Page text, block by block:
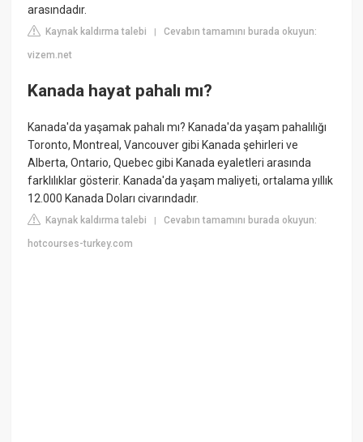
arasındadır.
Kaynak kaldırma talebi |Cevabın tamamını burada okuyun:
vizem.net
Kanada hayat pahalı mı?
Kanada'da yaşamak pahalı mı? Kanada'da yaşam pahalılığı
Toronto, Montreal, Vancouver gibi Kanada şehirleri ve
Alberta, Ontario, Quebec gibi Kanada eyaletleri arasında
farklılıklar gösterir. Kanada'da yaşam maliyeti, ortalama yıllık
12.000 Kanada Doları civarındadır.
Kaynak kaldırma talebi |Cevabın tamamını burada okuyun:
hotcourses-turkey.com